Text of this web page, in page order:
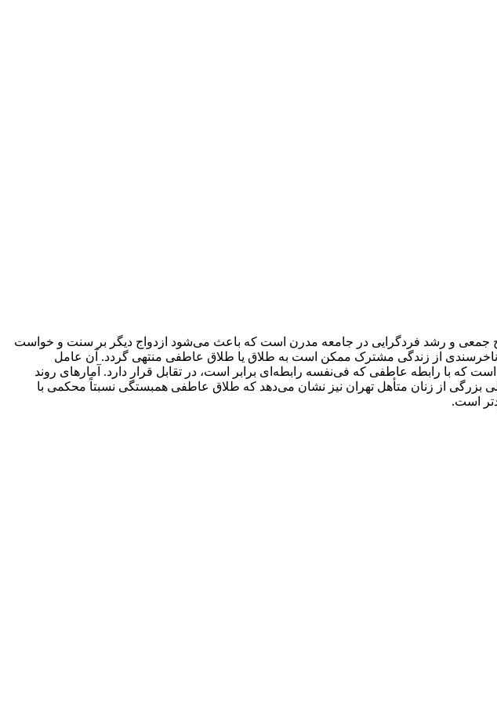
جمعی و رشد فردگرایی در جامعه مدرن است که باعث می‌شود ازدواج دیگر بر سنت و خواست
ناخرسندی از زندگی مشترک ممکن است به طلاق یا طلاق عاطفی منتهی گردد. آن عامل
که با رابطه عاطفی که فی‌نفسه رابطه‌ای برابر است، در تقابل قرار دارد. آمارهای روند
بزرگی از زنان متأهل تهران نیز نشان می‌دهد که طلاق عاطفی همبستگی نسبتاً محکمی با
است.